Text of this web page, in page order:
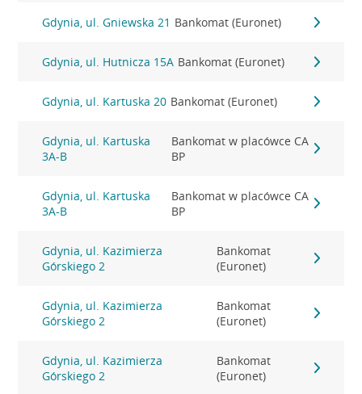
Gdynia, ul. Gniewska 21 Bankomat (Euronet)
Gdynia, ul. Hutnicza 15A Bankomat (Euronet)
Gdynia, ul. Kartuska 20 Bankomat (Euronet)
Gdynia, ul. Kartuska
3A-B
Bankomat w placówce CA
BP
Gdynia, ul. Kartuska
3A-B
Bankomat w placówce CA
BP
Gdynia, ul. Kazimierza
Górskiego 2
Bankomat
(Euronet)
Gdynia, ul. Kazimierza
Górskiego 2
Bankomat
(Euronet)
Gdynia, ul. Kazimierza
Górskiego 2
Bankomat
(Euronet)